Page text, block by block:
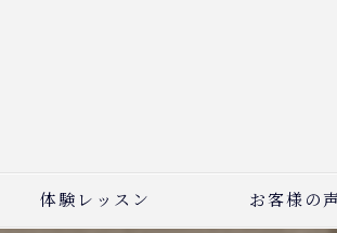
体験レッスン お客様の声